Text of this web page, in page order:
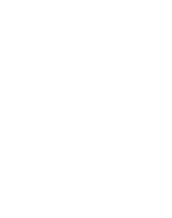
promesa. Demos forma